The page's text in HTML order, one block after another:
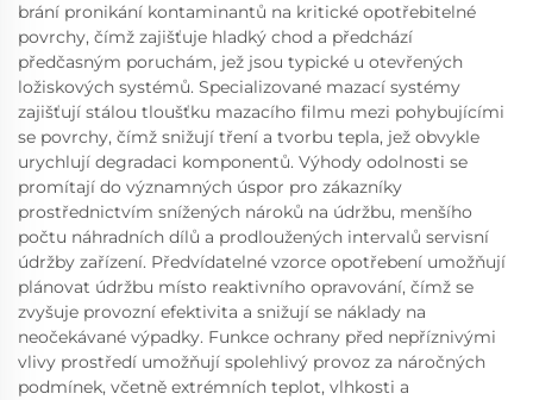
brání pronikání kontaminantů na kritické opotřebitelné
povrchy, čímž zajišťuje hladký chod a předchází
předčasným poruchám, jež jsou typické u otevřených
ložiskových systémů. Specializované mazací systémy
zajišťují stálou tloušťku mazacího filmu mezi pohybujícími
se povrchy, čímž snižují tření a tvorbu tepla, jež obvykle
urychlují degradaci komponentů. Výhody odolnosti se
promítají do významných úspor pro zákazníky
prostřednictvím snížených nároků na údržbu, menšího
počtu náhradních dílů a prodloužených intervalů servisní
údržby zařízení. Předvídatelné vzorce opotřebení umožňují
plánovat údržbu místo reaktivního opravování, čímž se
zvyšuje provozní efektivita a snižují se náklady na
neočekávané výpadky. Funkce ochrany před nepříznivými
vlivy prostředí umožňují spolehlivý provoz za náročných
podmínek, včetně extrémních teplot, vlhkosti a